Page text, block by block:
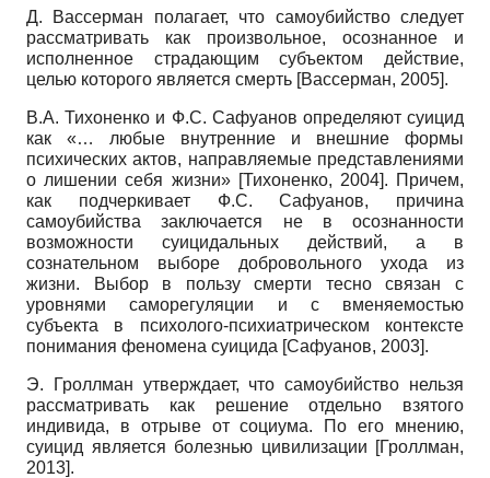
Д. Вассерман полагает, что самоубийство следует
рассматривать как произвольное, осознанное и
исполненное страдающим субъектом действие,
целью которого является смерть [Вассерман, 2005].
В.А. Тихоненко и Ф.С. Сафуанов определяют суицид
как «… любые внутренние и внешние формы
психических актов, направляемые представлениями
о лишении себя жизни» [Тихоненко, 2004]. Причем,
как подчеркивает Ф.С. Сафуанов, причина
самоубийства заключается не в осознанности
возможности суицидальных действий, а в
сознательном выборе добровольного ухода из
жизни. Выбор в пользу смерти тесно связан с
уровнями саморегуляции и с вменяемостью
субъекта в психолого-психиатрическом контексте
понимания феномена суицида [Сафуанов, 2003].
Э. Гроллман утверждает, что самоубийство нельзя
рассматривать как решение отдельно взятого
индивида, в отрыве от социума. По его мнению,
суицид является болезнью цивилизации [Гроллман,
2013].